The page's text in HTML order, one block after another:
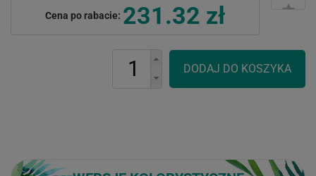
Cena po rabacie: 231.32 zł